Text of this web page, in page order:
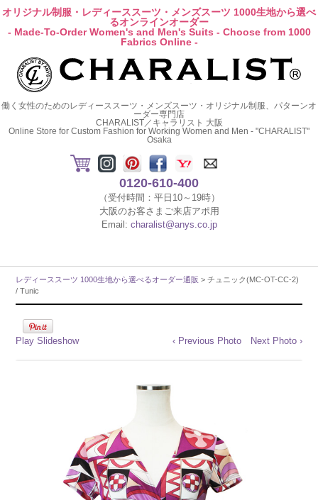
オリジナル制服・レディーススーツ・メンズスーツ 1000生地から選べ
るオンラインオーダー
- Made-To-Order Women's and Men's Suits - Choose from 1000
Fabrics Online -
働く女性のためのレディーススーツ・メンズスーツ・オリジナル制服、パターンオ
ーダー専門店
CHARALIST／キャラリスト 大阪
Online Store for Custom Fashion for Working Women and Men - "CHARALIST"
Osaka
0120-610-400
（受付時間：平日10～19時）
大阪のお客さまご来店アポ用
Email: charalist@anys.co.jp
レディーススーツ 1000生地から選べるオーダー通販 > チュニック(MC-OT-CC-2)
/ Tunic
Play Slideshow ‹ Previous Photo Next Photo ›